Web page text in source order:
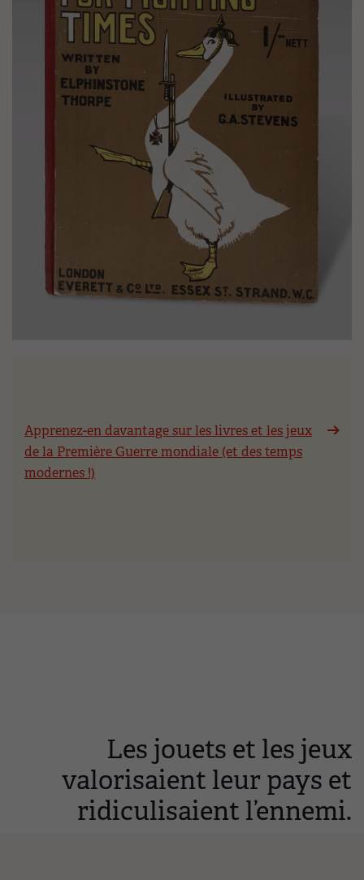
Apprenez-en davantage sur les livres et les jeux
de la Première Guerre mondiale (et des temps
modernes !)
Les jouets et les jeux
valorisaient leur pays et
ridiculisaient l’ennemi.